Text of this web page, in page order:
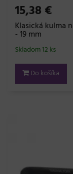
15,38 €
Klasická kulma
- 19 mm
Skladom 12 ks
Do košíka